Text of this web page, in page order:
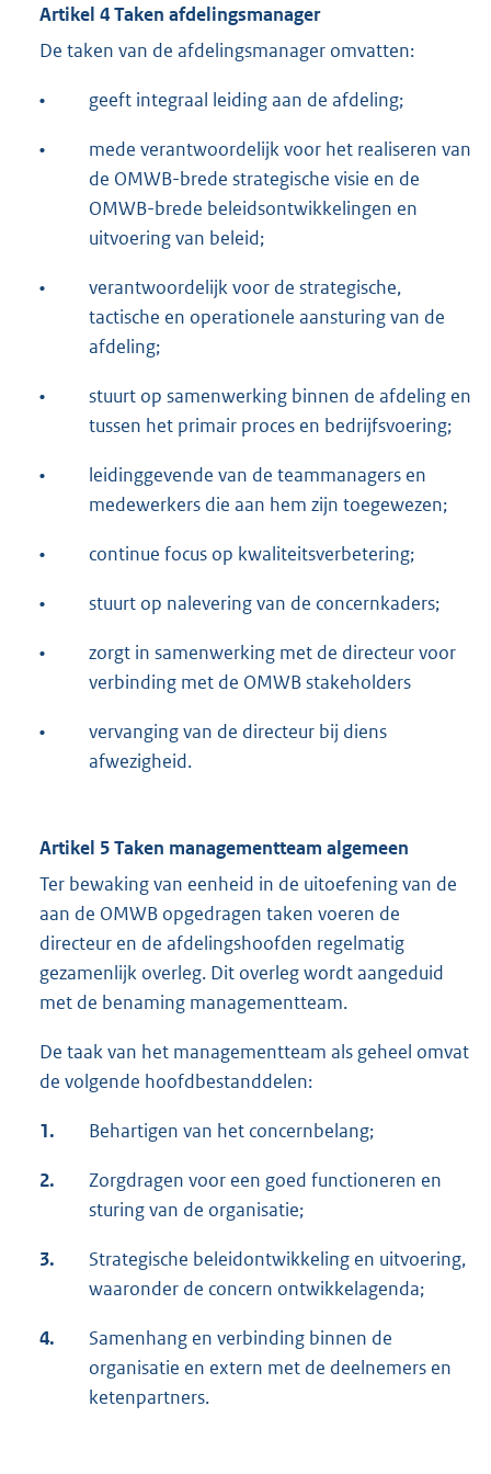
Artikel 4 Taken afdelingsmanager
De taken van de afdelingsmanager omvatten:
• geeft integraal leiding aan de afdeling;
•
mede verantwoordelijk voor het realiseren van
de OMWB-brede strategische visie en de
OMWB-brede beleidsontwikkelingen en
uitvoering van beleid;
•
verantwoordelijk voor de strategische,
tactische en operationele aansturing van de
afdeling;
•
stuurt op samenwerking binnen de afdeling en
tussen het primair proces en bedrijfsvoering;
•
leidinggevende van de teammanagers en
medewerkers die aan hem zijn toegewezen;
• continue focus op kwaliteitsverbetering;
• stuurt op nalevering van de concernkaders;
•
zorgt in samenwerking met de directeur voor
verbinding met de OMWB stakeholders
•
vervanging van de directeur bij diens
afwezigheid.
Artikel 5 Taken managementteam algemeen
Ter bewaking van eenheid in de uitoefening van de
aan de OMWB opgedragen taken voeren de
directeur en de afdelingshoofden regelmatig
gezamenlijk overleg. Dit overleg wordt aangeduid
met de benaming managementteam.
De taak van het managementteam als geheel omvat
de volgende hoofdbestanddelen:
1. Behartigen van het concernbelang;
2.
Zorgdragen voor een goed functioneren en
sturing van de organisatie;
3.
Strategische beleidontwikkeling en uitvoering,
waaronder de concern ontwikkelagenda;
4.
Samenhang en verbinding binnen de
organisatie en extern met de deelnemers en
ketenpartners.